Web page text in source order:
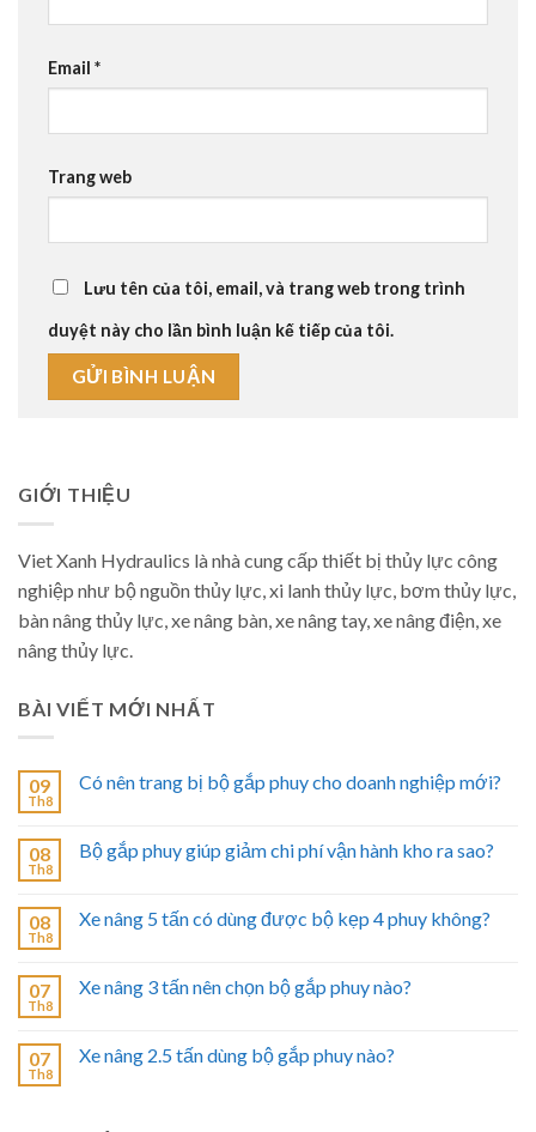
Email *
Trang web
Lưu tên của tôi, email, và trang web trong trình
duyệt này cho lần bình luận kế tiếp của tôi.
GIỚI THIỆU
Viet Xanh Hydraulics là nhà cung cấp thiết bị thủy lực công
nghiệp như bộ nguồn thủy lực, xi lanh thủy lực, bơm thủy lực,
bàn nâng thủy lực, xe nâng bàn, xe nâng tay, xe nâng điện, xe
nâng thủy lực.
BÀI VIẾT MỚI NHẤT
09
Th8
Có nên trang bị bộ gắp phuy cho doanh nghiệp mới?
08
Th8
Bộ gắp phuy giúp giảm chi phí vận hành kho ra sao?
08
Th8
Xe nâng 5 tấn có dùng được bộ kẹp 4 phuy không?
07
Th8
Xe nâng 3 tấn nên chọn bộ gắp phuy nào?
07
Th8
Xe nâng 2.5 tấn dùng bộ gắp phuy nào?